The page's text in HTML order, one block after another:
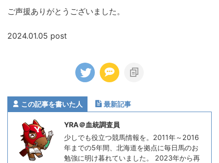
ご声援ありがとうございました。
2024.01.05 post
この記事を書いた人 最新記事
YRA＠血統調査員
少しでも役立つ競馬情報を。2011年～2016
年までの5年間、北海道を拠点に毎日馬のお
勉強に明け暮れていました。 2023年から再